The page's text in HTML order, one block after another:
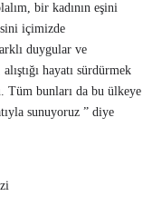
bir kadının eşini
içimizde
duygular ve
hayatı sürdürmek
Tüm bunları da bu ülkeye
sunuyoruz ” diye